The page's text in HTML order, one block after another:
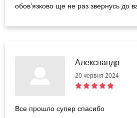
обов’язково ще не раз звернусь до
Алекснандр
20 червня 2024
Все прошло супер спасибо